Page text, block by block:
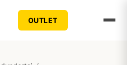
OUTLET